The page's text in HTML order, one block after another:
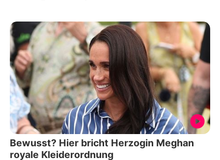
Bewusst? Hier bricht Herzogin Meghan
royale Kleiderordnung